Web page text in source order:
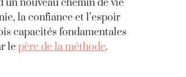
nouveau chemin de vie
la confiance et l’espoir
capacités fondamentales
lepère de la méthode.